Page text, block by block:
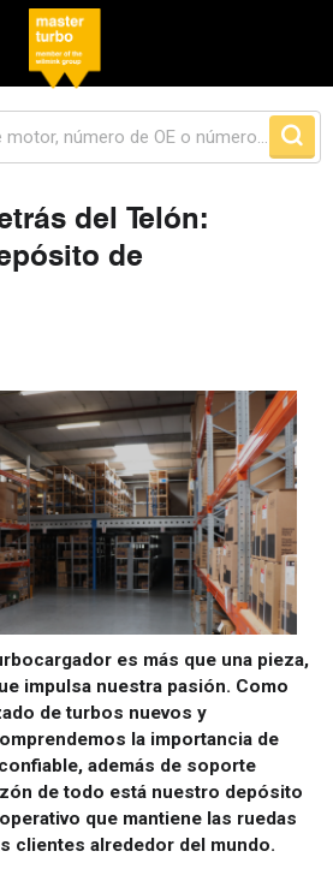
del Telón:
de
es más que una pieza,
impulsa nuestra pasión. Como
de turbos nuevos y
la importancia de
además de soporte
de todo está nuestro depósito
que mantiene las ruedas
clientes alrededor del mundo.